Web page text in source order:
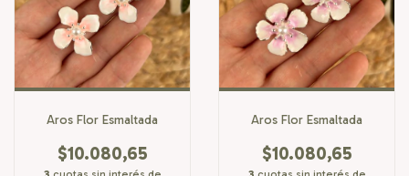
Aros Flor Esmaltada
$10.080,65
Aros Flor Esmaltada
$10.080,65